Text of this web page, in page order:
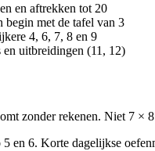
en aftrekken tot 20
begin met de tafel van 3
4, 6, 7, 8 en 9
en uitbreidingen (11, 12)
zonder rekenen. Niet 7
en 6. Korte dagelijkse